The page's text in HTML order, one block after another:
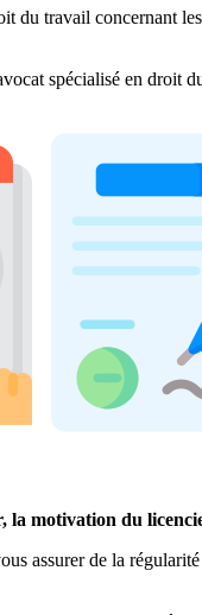
du travail concernant
spécialisé en
la motivation du
assurer de la